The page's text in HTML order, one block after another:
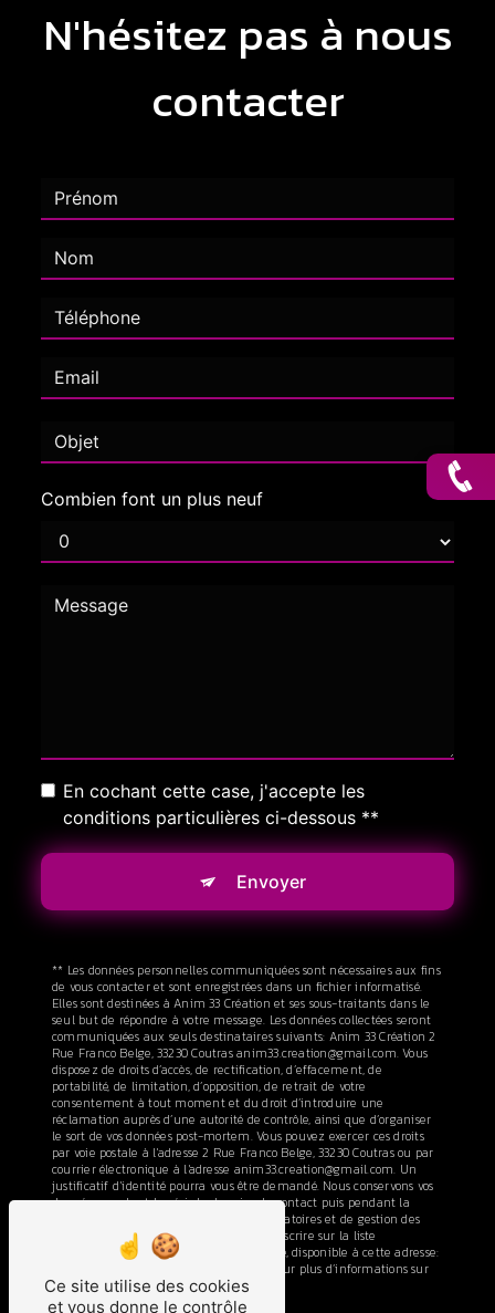
N'hésitez pas à nous
contacter
Combien font un plus neuf
En cochant cette case, j'accepte les
conditions particulières ci-dessous **
Envoyer
** Les données personnelles communiquées sont nécessaires aux fins
de vous contacter et sont enregistrées dans un fichier informatisé.
Elles sont destinées à Anim 33 Création et ses sous-traitants dans le
seul but de répondre à votre message. Les données collectées seront
communiquées aux seuls destinataires suivants: Anim 33 Création 2
Rue Franco Belge, 33230 Coutras anim33.creation@gmail.com. Vous
disposez de droits d’accès, de rectification, d’effacement, de
portabilité, de limitation, d’opposition, de retrait de votre
consentement à tout moment et du droit d’introduire une
réclamation auprès d’une autorité de contrôle, ainsi que d’organiser
le sort de vos données post-mortem. Vous pouvez exercer ces droits
par voie postale à l'adresse 2 Rue Franco Belge, 33230 Coutras ou par
courrier électronique à l'adresse anim33.creation@gmail.com. Un
justificatif d'identité pourra vous être demandé. Nous conservons vos
données pendant la période de prise de contact puis pendant la
durée de prescription légale aux fins probatoires et de gestion des
contentieux. Vous avez le droit de vous inscrire sur la liste
d'opposition au démarchage téléphonique, disponible à cette adresse:
. Consultez le site cnil.fr pour plus d’informations sur
vos droits.
Ce site utilise des cookies
et vous donne le contrôle